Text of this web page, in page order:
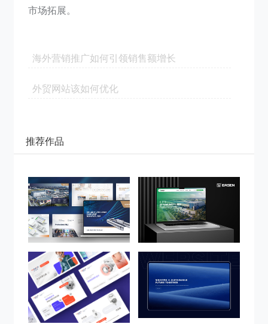
市场拓展。
海外营销推广如何引领销售额增长
外贸网站该如何优化
推荐作品